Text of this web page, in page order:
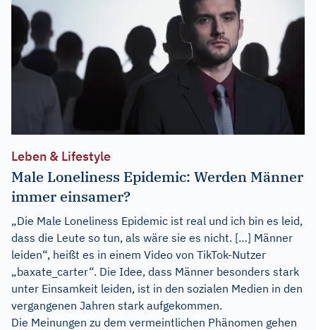
Leben & Lifestyle
Male Loneliness Epidemic: Werden Männer
immer einsamer?
„Die Male Loneliness Epidemic ist real und ich bin es leid,
dass die Leute so tun, als wäre sie es nicht. […] Männer
leiden“, heißt es in einem Video von TikTok-Nutzer
„baxate_carter“. Die Idee, dass Männer besonders stark
unter Einsamkeit leiden, ist in den sozialen Medien in den
vergangenen Jahren stark aufgekommen.
Die Meinungen zu dem vermeintlichen Phänomen gehen